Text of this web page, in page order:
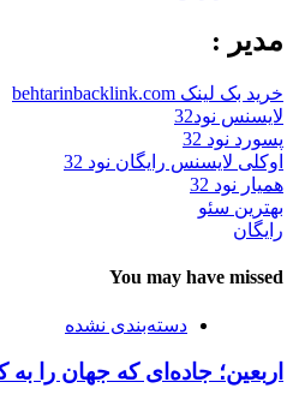
مدیر :
خرید بک لینک behtarinbacklink.com
لایسنس نود32
پسورد نود 32
اوکلی لایسنس رایگان نود 32
همیار نود 32
بهترین سئو
رایگان
You may have missed
دسته‌بندی نشده
اربعین؛ جاده‌ای که جهان را به